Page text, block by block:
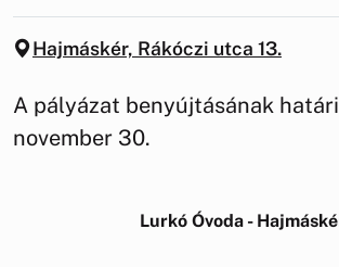
Hajmáskér, Rákóczi utca 13.
A pályázat benyújtásának
november 30.
Lurkó Óvoda -